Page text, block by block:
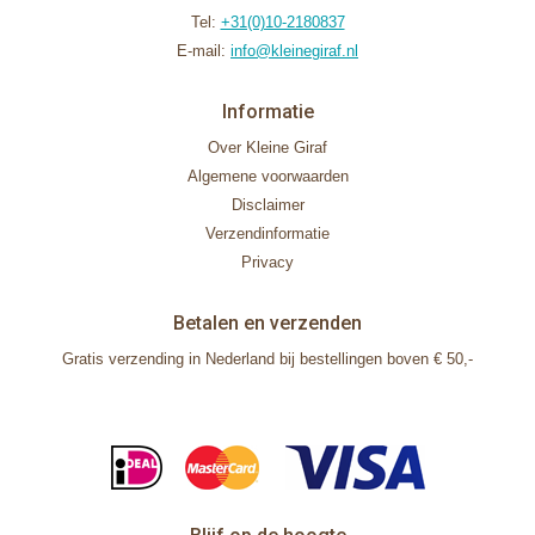
Tel: +31(0)10-2180837
E-mail: info@kleinegiraf.nl
Informatie
Over Kleine Giraf
Algemene voorwaarden
Disclaimer
Verzendinformatie
Privacy
Betalen en verzenden
Gratis verzending in Nederland bij bestellingen boven € 50,-